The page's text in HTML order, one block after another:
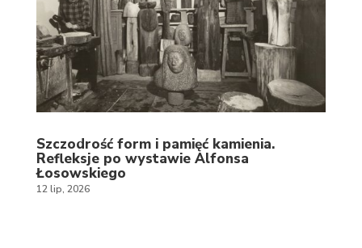
Szczodrość form i pamięć kamienia.
Refleksje po wystawie Alfonsa
Łosowskiego
12 lip, 2026